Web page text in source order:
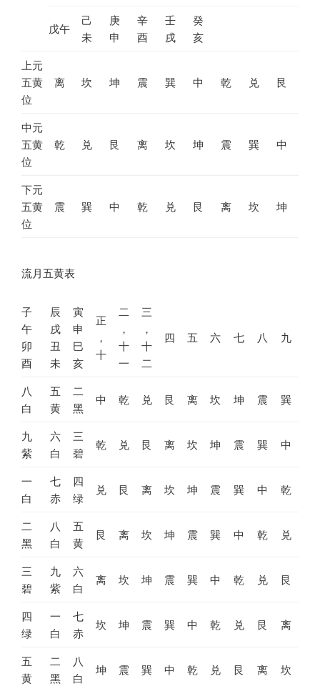
戊午
己
未
庚
申
辛
酉
壬
戌
癸
亥
上元
五黄
位
离 坎 坤 震 巽 中 乾 兑 艮
中元
五黄
位
乾 兑 艮 离 坎 坤 震 巽 中
下元
五黄
位
震 巽 中 乾 兑 艮 离 坎 坤
流月五黄表
子
午
卯
酉
辰
戌
丑
未
寅
申
巳
亥
正
，
十
二
，
十
一
三
，
十
二
四 五 六 七 八 九
八
白
五
黄
二
黑
中 乾 兑 艮 离 坎 坤 震 巽
九
紫
六
白
三
碧
乾 兑 艮 离 坎 坤 震 巽 中
一
白
七
赤
四
绿
兑 艮 离 坎 坤 震 巽 中 乾
二
黑
八
白
五
黄
艮 离 坎 坤 震 巽 中 乾 兑
三
碧
九
紫
六
白
离 坎 坤 震 巽 中 乾 兑 艮
四
绿
一
白
七
赤
坎 坤 震 巽 中 乾 兑 艮 离
五
黄
二
黑
八
白
坤 震 巽 中 乾 兑 艮 离 坎